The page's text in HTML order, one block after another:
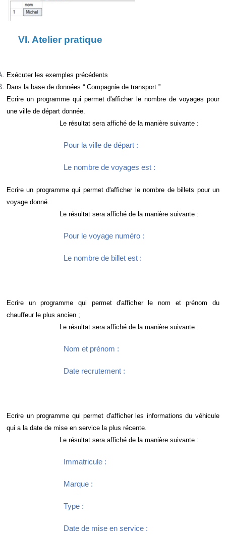
VI. Atelier pratique
Exécuter les exemples précédents
Dans la base de données “ Compagnie de transport ”
Ecrire un programme qui permet d'afficher le nombre de voyages pour
une ville de départ donnée.
Le résultat sera affiché de la manière suivante :
Pour la ville de départ :
Le nombre de voyages est :
Ecrire un programme qui permet d'afficher le nombre de billets pour un
voyage donné.
Le résultat sera affiché de la manière suivante :
Pour le voyage numéro :
Le nombre de billet est :
Ecrire un programme qui permet d'afficher le nom et prénom du
chauffeur le plus ancien ;
Le résultat sera affiché de la manière suivante :
Nom et prénom :
Date recrutement :
Ecrire un programme qui permet d'afficher les informations du véhicule
qui a la date de mise en service la plus récente.
Le résultat sera affiché de la manière suivante :
Immatricule :
Marque :
Type :
Date de mise en service :